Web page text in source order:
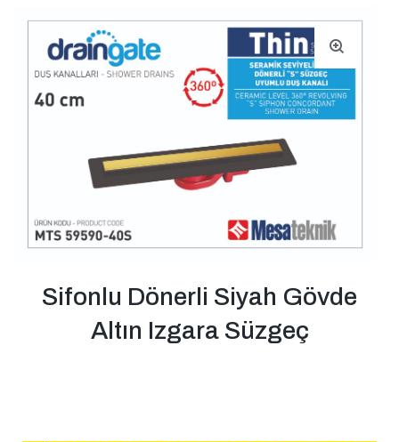
Sifonlu Dönerli Siyah Gövde
Altın Izgara Süzgeç